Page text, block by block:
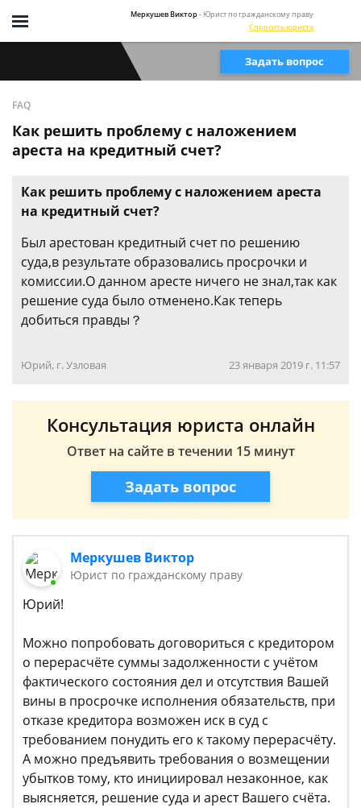
Меркушев Виктор- Юрист по гражданскому праву
Спросить юриста
Задать вопрос
FAQ
Как решить проблему с наложением
ареста на кредитный счет?
Как решить проблему с наложением ареста
на кредитный счет?
Был арестован кредитный счет по решению
суда,в результате образовались просрочки и
комиссии.О данном аресте ничего не знал,так как
решение суда было отменено.Как теперь
добиться правды？
Юрий, г. Узловая 23 января 2019 г. 11:57
Консультация юриста онлайн
Ответ на сайте в течении 15 минут
Задать вопрос
Меркушев Виктор
Юрист по гражданскому праву
Юрий!
Можно попробовать договориться с кредитором
о перерасчёте суммы задолженности с учётом
фактического состояния дел и отсутствия Вашей
вины в просрочке исполнения обязательств, при
отказе кредитора возможен иск в суд с
требованием понудить его к такому перерасчёту.
А можно предъявить требования о возмещении
убытков тому, кто инициировал незаконное, как
выясняется, решение суда и арест Вашего счёта.